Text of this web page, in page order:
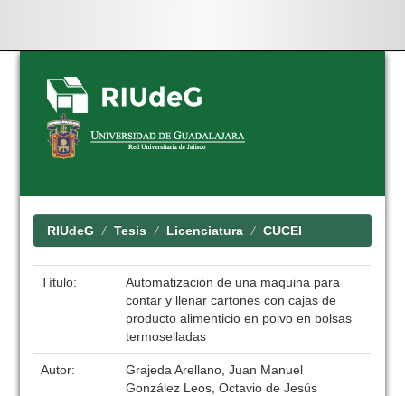
Skip
navigation
RIUdeG Tesis Licenciatura CUCEI
Título:
Automatización de una maquina para
contar y llenar cartones con cajas de
producto alimenticio en polvo en bolsas
termoselladas
Autor:
Grajeda Arellano, Juan Manuel
González Leos, Octavio de Jesús